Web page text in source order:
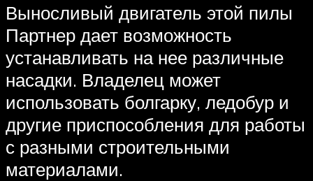
Выносливый двигатель этой пилы
Партнер дает возможность
устанавливать на нее различные
насадки. Владелец может
использовать болгарку, ледобур и
другие приспособления для работы
с разными строительными
материалами.